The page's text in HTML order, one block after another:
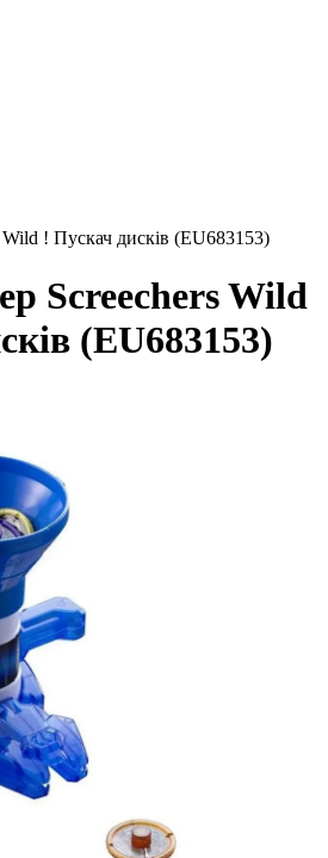
! Пускач дисків (EU683153)
Screechers Wild
(EU683153)